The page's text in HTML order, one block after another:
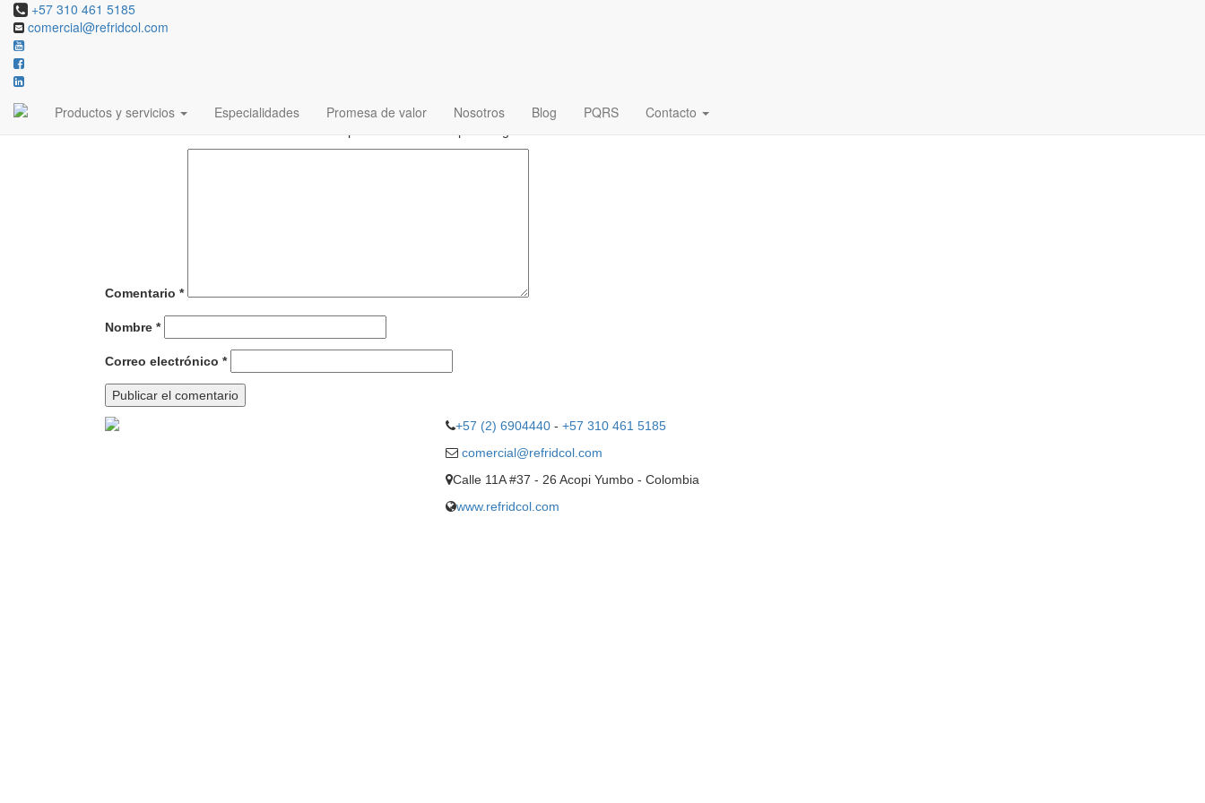
+57 310 461 5185
comercial@refridcol.com
Productos y servicios Especialidades Promesa de valor Nosotros Blog PQRS Contacto
Deja una respuesta
Comentario *
Nombre *
Correo electrónico *
+57 (2) 6904440 - +57 310 461 5185
comercial@refridcol.com
Calle 11A #37 - 26 Acopi Yumbo - Colombia
www.refridcol.com